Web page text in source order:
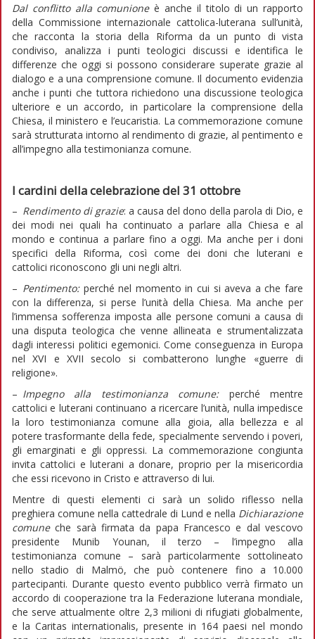
Dal conflitto alla comunioneè anche il titolo di un rapporto
della Commissione internazionale cattolica-luterana sull’unità,
che racconta la storia della Riforma da un punto di vista
condiviso, analizza i punti teologici discussi e identifica le
differenze che oggi si possono considerare superate grazie al
dialogo e a una comprensione comune. Il documento evidenzia
anche i punti che tuttora richiedono una discussione teologica
ulteriore e un accordo, in particolare la comprensione della
Chiesa, il ministero e l’eucaristia. La commemorazione comune
sarà strutturata intorno al rendimento di grazie, al pentimento e
all’impegno alla testimonianza comune.
I cardini della celebrazione del 31 ottobre
– Rendimento di grazie: a causa del dono della parola di Dio, e
dei modi nei quali ha continuato a parlare alla Chiesa e al
mondo e continua a parlare fino a oggi. Ma anche per i doni
specifici della Riforma, così come dei doni che luterani e
cattolici riconoscono gli uni negli altri.
– Pentimento:perché nel momento in cui si aveva a che fare
con la differenza, si perse l’unità della Chiesa. Ma anche per
l’immensa sofferenza imposta alle persone comuni a causa di
una disputa teologica che venne allineata e strumentalizzata
dagli interessi politici egemonici. Come conseguenza in Europa
nel XVI e XVII secolo si combatterono lunghe «guerre di
religione».
– Impegno alla testimonianza comune:perché mentre
cattolici e luterani continuano a ricercare l’unità, nulla impedisce
la loro testimonianza comune alla gioia, alla bellezza e al
potere trasformante della fede, specialmente servendo i poveri,
gli emarginati e gli oppressi. La commemorazione congiunta
invita cattolici e luterani a donare, proprio per la misericordia
che essi ricevono in Cristo e attraverso di lui.
Mentre di questi elementi ci sarà un solido riflesso nella
preghiera comune nella cattedrale di Lund e nella Dichiarazione
comuneche sarà firmata da papa Francesco e dal vescovo
presidente Munib Younan, il terzo – l’impegno alla
testimonianza comune – sarà particolarmente sottolineato
nello stadio di Malmö, che può contenere fino a 10.000
partecipanti. Durante questo evento pubblico verrà firmato un
accordo di cooperazione tra la Federazione luterana mondiale,
che serve attualmente oltre 2,3 milioni di rifugiati globalmente,
e la Caritas internationalis, presente in 164 paesi nel mondo